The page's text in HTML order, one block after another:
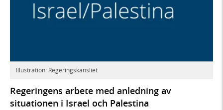
Illustration: Regeringskansliet
Regeringens arbete med anledning av
situationen i Israel och Palestina